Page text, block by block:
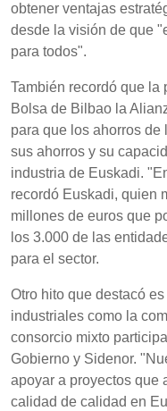
obtener ventajas
desde la visión de que
para todos".
También recordó que la
Bolsa de Bilbao la
para que los ahorros
sus ahorros y su
industria de Euskadi.
recordó Euskadi, quien
millones de euros que
los 3.000 de las
para el sector.
Otro hito que destacó
industriales como la
consorcio mixto
Gobierno y Sidenor.
apoyar a proyectos que
calidad de calidad en